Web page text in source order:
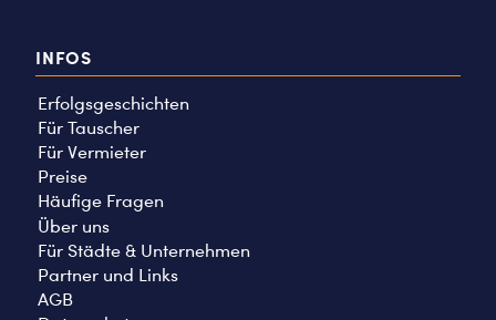
INFOS
Erfolgsgeschichten
Für Tauscher
Für Vermieter
Preise
Häufige Fragen
Über uns
Für Städte & Unternehmen
Partner und Links
AGB